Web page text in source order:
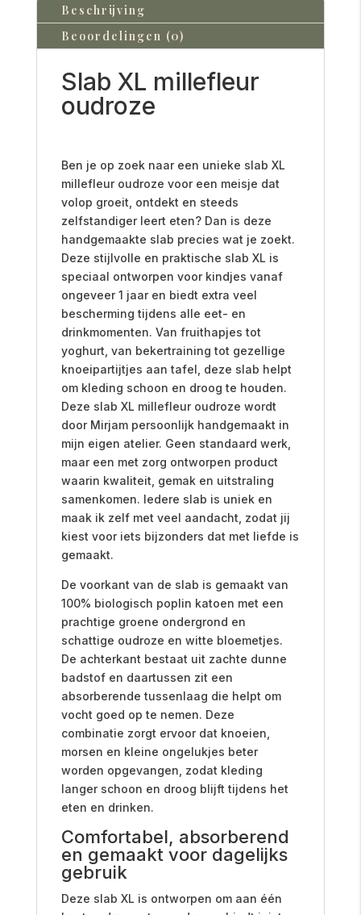
Beschrijving
Beoordelingen (0)
Slab XL millefleur
oudroze
Ben je op zoek naar een unieke slab XL
millefleur oudroze voor een meisje dat
volop groeit, ontdekt en steeds
zelfstandiger leert eten? Dan is deze
handgemaakte slab precies wat je zoekt.
Deze stijlvolle en praktische slab XL is
speciaal ontworpen voor kindjes vanaf
ongeveer 1 jaar en biedt extra veel
bescherming tijdens alle eet- en
drinkmomenten. Van fruithapjes tot
yoghurt, van bekertraining tot gezellige
knoeipartijtjes aan tafel, deze slab helpt
om kleding schoon en droog te houden.
Deze slab XL millefleur oudroze wordt
door Mirjam persoonlijk handgemaakt in
mijn eigen atelier. Geen standaard werk,
maar een met zorg ontworpen product
waarin kwaliteit, gemak en uitstraling
samenkomen. Iedere slab is uniek en
maak ik zelf met veel aandacht, zodat jij
kiest voor iets bijzonders dat met liefde is
gemaakt.
De voorkant van de slab is gemaakt van
100% biologisch poplin katoen met een
prachtige groene ondergrond en
schattige oudroze en witte bloemetjes.
De achterkant bestaat uit zachte dunne
badstof en daartussen zit een
absorberende tussenlaag die helpt om
vocht goed op te nemen. Deze
combinatie zorgt ervoor dat knoeien,
morsen en kleine ongelukjes beter
worden opgevangen, zodat kleding
langer schoon en droog blijft tijdens het
eten en drinken.
Comfortabel, absorberend
en gemaakt voor dagelijks
gebruik
Deze slab XL is ontworpen om aan één